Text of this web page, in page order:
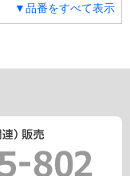
SUS89A
▼品番をすべて表示